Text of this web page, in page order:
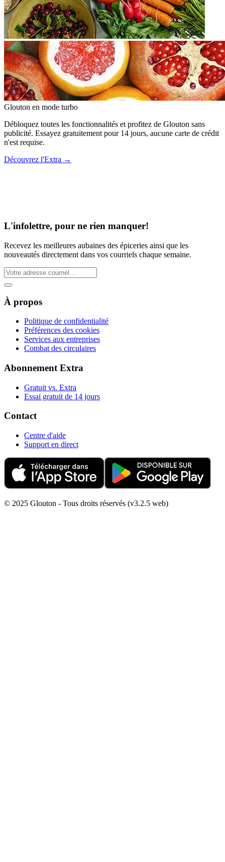
Glouton en mode turbo
Débloquez toutes les fonctionnalités et profitez de Glouton sans
publicité. Essayez gratuitement pour 14 jours, aucune carte de crédit
n'est requise.
Découvrez l'Extra →
L'infolettre, pour ne rien manquer!
Recevez les meilleures aubaines des épiceries ainsi que les
nouveautés directement dans vos courriels chaque semaine.
À propos
Politique de confidentialité
Préférences des cookies
Services aux entreprises
Combat des circulaires
Abonnement Extra
Gratuit vs. Extra
Essai gratuit de 14 jours
Contact
Centre d'aide
Support en direct
© 2025 Glouton - Tous droits réservés (v3.2.5 web)